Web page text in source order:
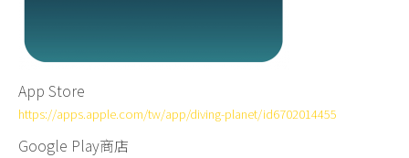
App Store
https://apps.apple.com/tw/app/diving-planet/id6702014455
Google Play商店